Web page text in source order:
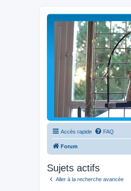
Accès rapide FAQ
Forum
Sujets actifs
Aller à la recherche avancée